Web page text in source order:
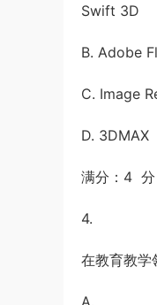
Swift 3D
B. Adobe
C. Image
D. 3DMAX
满分：4 分
4.
在教育教学
A.